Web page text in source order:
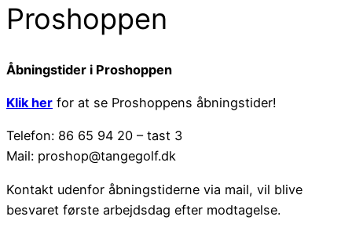
Proshoppen
Åbningstider i Proshoppen
Klik her for at se Proshoppens åbningstider!
Telefon: 86 65 94 20 – tast 3
Mail: proshop@tangegolf.dk
Kontakt udenfor åbningstiderne via mail, vil blive
besvaret første arbejdsdag efter modtagelse.